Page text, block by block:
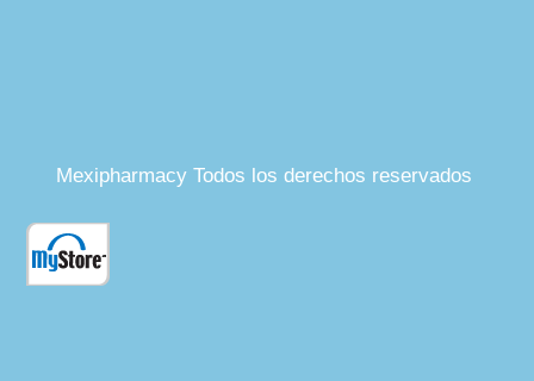
Mexipharmacy Todos los derechos reservados